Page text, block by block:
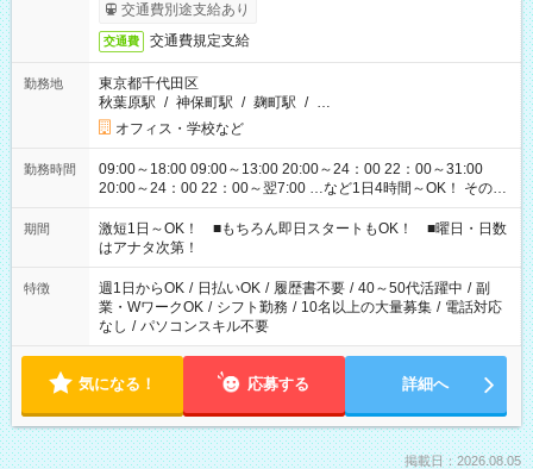
交通費別途支給あり
交通費 交通費規定支給
勤務地
東京都千代田区
秋葉原駅 / 神保町駅 / 麹町駅 / …
オフィス・学校など
勤務時間
09:00～18:00 09:00～13:00 20:00～24：00 22：00～31:00
20:00～24：00 22：00～翌7:00 …など1日4時間～OK！ その他
シフトもございます！ お気軽にご相談ください！
期間
激短1日～OK！ ■もちろん即日スタートもOK！ ■曜日・日数
はアナタ次第！
特徴 週1日からOK / 日払いOK / 履歴書不要 / 40～50代活躍中 / 副
業・WワークOK / シフト勤務 / 10名以上の大量募集 / 電話対応
なし / パソコンスキル不要
気になる！ 応募する 詳細へ
掲載日：2026.08.05